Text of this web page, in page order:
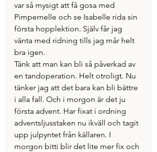
var så mysigt att få gosa med
Pimpernelle och se Isabelle rida sin
första hopplektion. Själv får jag
vänta med ridning tills jag mår helt
bra igen.
Tänk att man kan bli så påverkad av
en tandoperation. Helt otroligt. Nu
tänker jag att det bara kan bli bättre
i alla fall. Och i morgon är det ju
första advent. Har fixat i ordning
adventsljusstaken nu ikväll och tagit
upp julpyntet från källaren. I
morgon bitti blir det lite mer fix och